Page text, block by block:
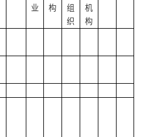
业
构
组
织
机
构